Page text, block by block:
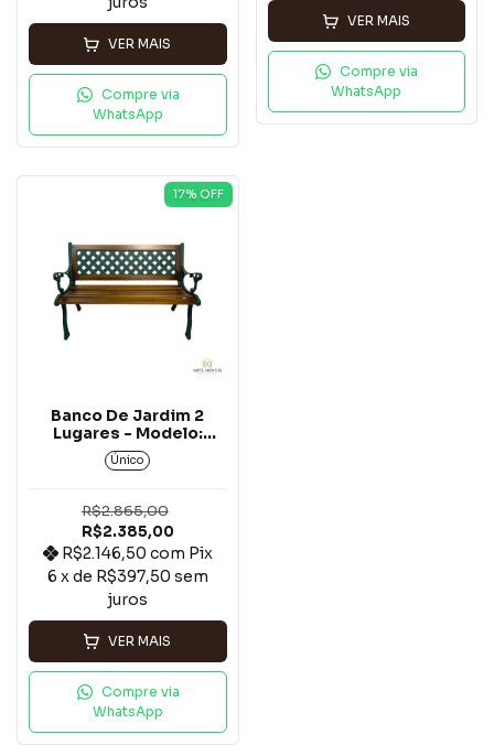
VER MAIS
Compre via
WhatsApp
VER MAIS
Compre via
WhatsApp
17% OFF
Banco De Jardim 2
Lugares - Modelo:
Texas alumínio Fundido
Com Madeira Jequitibá
Único
R$2.865,00
R$2.385,00
R$2.146,50 com Pix
6 x de R$397,50 sem
juros
VER MAIS
Compre via
WhatsApp